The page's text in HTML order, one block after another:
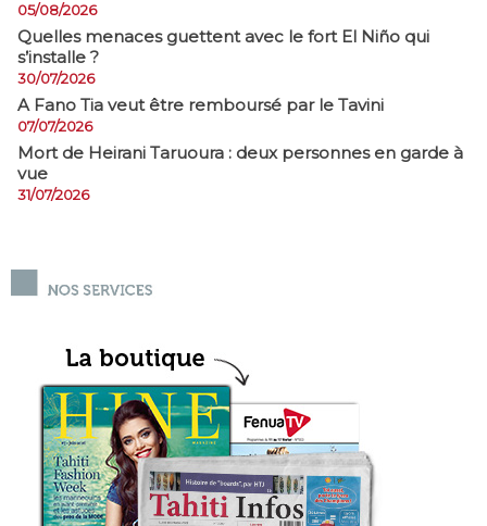
05/08/2026
Quelles menaces guettent avec le fort El Niño qui
s’installe ?
30/07/2026
A Fano Tia veut être remboursé par le Tavini
07/07/2026
Mort de Heirani Taruoura : deux personnes en garde à
vue
31/07/2026